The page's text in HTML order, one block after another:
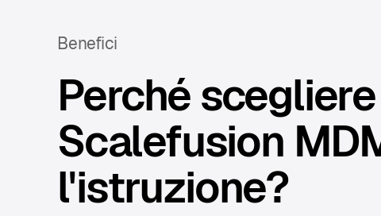
Benefici
Perché scegliere
Scalefusion
l'istruzione?